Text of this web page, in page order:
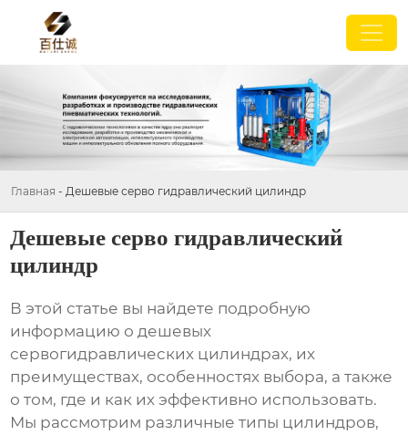
Главная - Дешевые серво гидравлический цилиндр
Дешевые серво гидравлический
цилиндр
В этой статье вы найдете подробную
информацию одешевых
сервогидравлических цилиндрах, их
преимуществах, особенностях выбора, а также
о том, где и как их эффективно использовать.
Мы рассмотрим различные типы цилиндров,